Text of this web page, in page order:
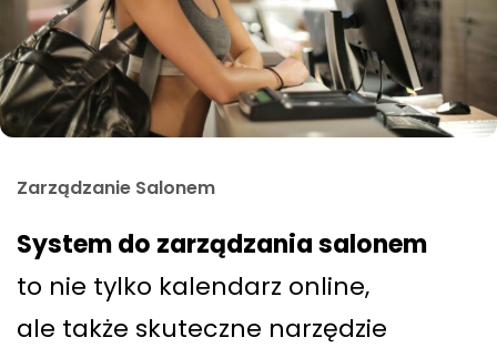
Zarządzanie Salonem
System do zarządzania salonem
to nie tylko kalendarz online,
ale także skuteczne narzędzie